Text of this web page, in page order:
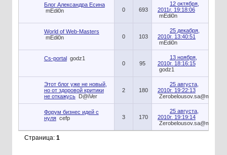
Блог Александра Есина
mEdi0n
0 693
12 октября,
2011г. 19:18:06
mEdi0n
World of Web-Masters
mEdi0n
0 103
25 декабря,
2010г. 13:40:51
mEdi0n
Cs-portal
godz1
0
95
13 ноября,
2010г. 18:16:15
godz1
Этот блог уже не новый,
но от здоровой критики
не откажусь
D@iVer
2 180
25 августа,
2010г. 19:22:13
Zerobelousov.sa@mail.ru
Форум бизнес идей с
нуля cefp 3 170
25 августа,
2010г. 19:19:14
Zerobelousov.sa@mail.ru
Страница: 1